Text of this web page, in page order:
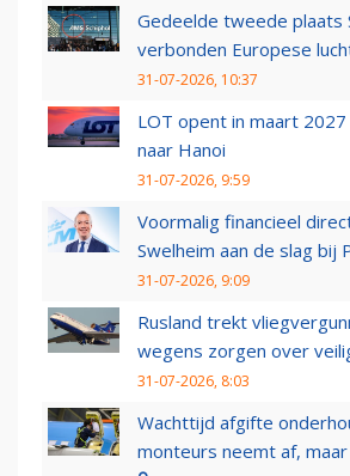
Gedeelde tweede plaats
verbonden Europese
31-07-2026, 10:37
LOT opent in maart
naar Hanoi
31-07-2026, 9:59
Voormalig financieel
Swelheim aan de slag bij
31-07-2026, 9:09
Rusland trekt
wegens zorgen over
31-07-2026, 8:03
Wachttijd afgifte
monteurs neemt af,